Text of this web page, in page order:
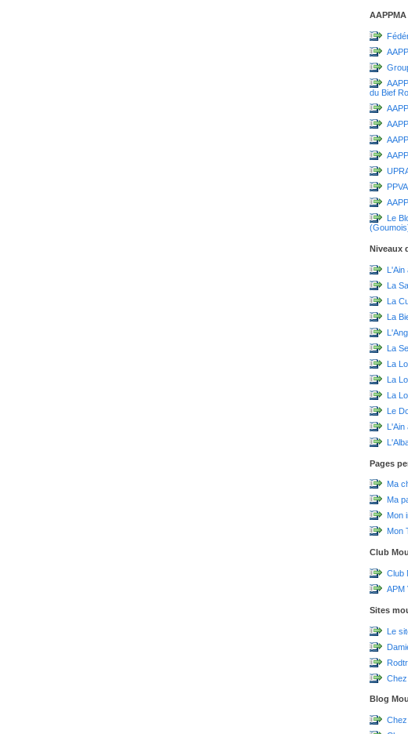
AAPPMA
du Bief
PPVA
Le
Niveaux
L'Ain
La
La
La
La
La
La
La
Le
L'Ain
Pages
Ma
Ma
Mon
Mon
Club
Club
APM
Sites
Le
Blog